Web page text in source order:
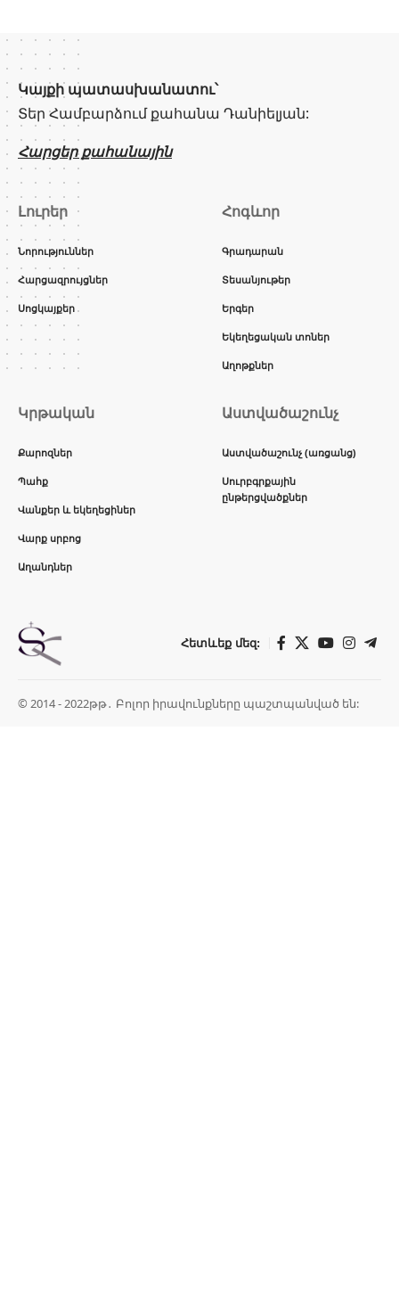
Կայքի պատասխանատու՝
Տեր Համբարձում քահանա Դանիելյան:
Հարցեր քահանային
Լուրեր
Նորություններ
Հարցազրույցներ
Սոցկայքեր
Հոգևոր
Գրադարան
Տեսանյութեր
Երգեր
Եկեղեցական տոներ
Աղոթքներ
Կրթական
Քարոզներ
Պահք
Վանքեր և եկեղեցիներ
Վարք սրբոց
Աղանդներ
Աստվածաշունչ
Աստվածաշունչ (առցանց)
Սուրբգրքային
ընթերցվածքներ
Հետևեք մեզ:
© 2014 - 2022թթ․ Բոլոր իրավունքները պաշտպանված են: